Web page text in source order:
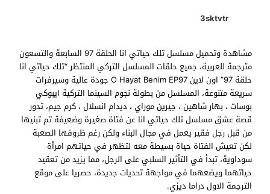
3sktvtr
مشاهدة وتحميل مسلسل تلك حياتي انا الحلقة 97 السابعة والتسعون
مترجمة للعربية، جميع حلقات المسلسل التركي المنتظر “تلك حياتي انا
حلقة 97” اون لاين O Hayat Benim EP97 جودة عالية وسيرفرات
سريعة متنوعة، المسلسل من بطولة نجوم السينما التركية ايبوكي
بوسات ، بهار شاهين ، جيرين موراي ، ديدام انسلال ، كرم جيم، تدور
قصة عشق مسلسل تلك حياتي انا عن فتاة صغيرة وضعيفة تم تبنيها
من قبل رجل فقير يعمل في مجال البناء ولكن رغم ظروفها الصعبة
لكن تعيش الفتاة حياة بسيطة معه لتظهر في حياتهم امرأة
سوداوية، تبدأ في التأثير السلبي على الرجل، مما يزيد من تعقيد
حياتهما ويضعهما في مواجهة تحديات جديدة، حصريا على موقع
الترجمة الاول دراما ديزي.